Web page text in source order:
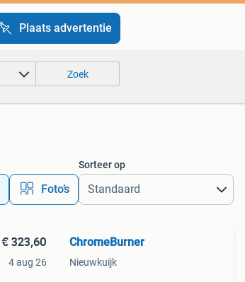
Plaats advertentie
Zoek
Foto’s
Sorteer op
€ 323,60
4 aug 26
ChromeBurner
Nieuwkuijk